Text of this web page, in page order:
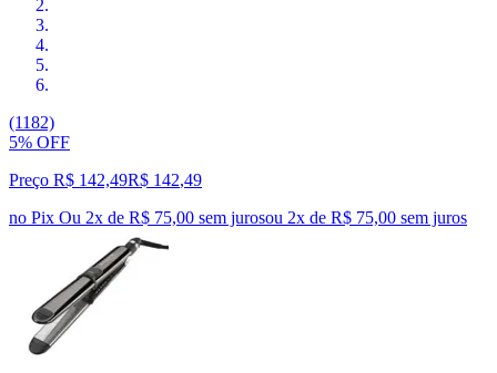
(1182)
5% OFF
Preço R$ 142,49R$ 142,49
no Pix Ou 2x de R$ 75,00 sem jurosou 2x de R$ 75,00 sem juros